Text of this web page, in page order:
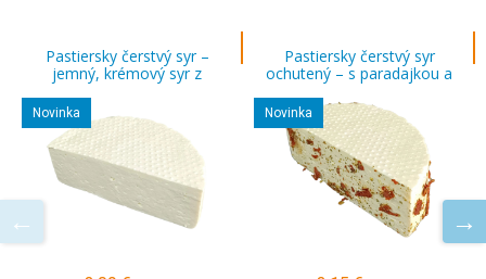
Pastiersky čerstvý syr –
jemný, krémový syr z
poctivého mlieka
Novinka
Pastiersky čerstvý syr
ochutený – s paradajkou a
olivou
Novinka